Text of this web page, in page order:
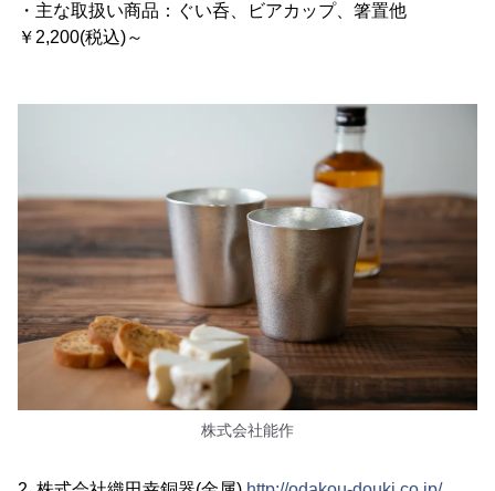
・主な取扱い商品：ぐい呑、ビアカップ、箸置他
￥2,200(税込)～
株式会社能作